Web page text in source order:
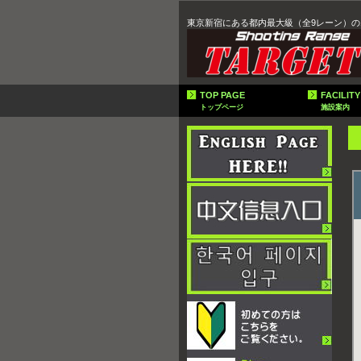
東京新宿にある都内最大級（全9レーン）
TOP PAGE
トップページ
FACILITY
施設案内